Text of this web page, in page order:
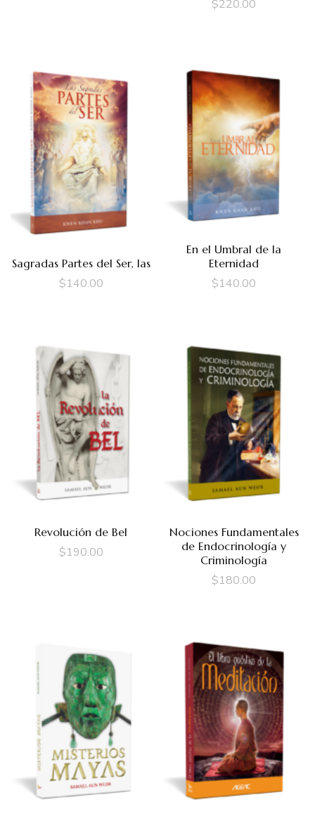
$220.00
Sagradas Partes del Ser, las
$140.00
En el Umbral de la
Eternidad
$140.00
Revolución de Bel
$190.00
Nociones Fundamentales
de Endocrinología y
Criminología
$180.00